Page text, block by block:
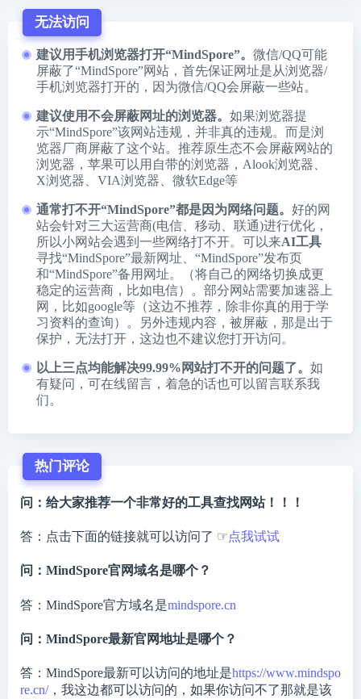
无法访问
建议用手机浏览器打开“MindSpore”。 微信/QQ可能
屏蔽了“MindSpore”网站，首先保证网址是从浏览器/
手机浏览器打开的，因为微信/QQ会屏蔽一些站。
建议使用不会屏蔽网址的浏览器。 如果浏览器提
示“MindSpore”该网站违规，并非真的违规。而是浏
览器厂商屏蔽了这个站。推荐原生态不会屏蔽网站的
浏览器，苹果可以用自带的浏览器， Alook浏览器
X浏览器
VIA浏览器 微软Edge等
通常打不开“MindSpore”都是因为网络问题。 好的网
站会针对三大运营商(电信、移动、联通)进行优化，
所以小网站会遇到一些网络打不开。可以来AI工具
寻找“MindSpore”最新网址、“MindSpore”发布页
和“MindSpore”备用网址。（将自己的网络切换成更
稳定的运营商，比如电信）。部分网站需要加速器上
网，比如google等（这边不推荐，除非你真的用于学
习资料的查询）。另外违规内容，被屏蔽，那是出于
保护，无法打开，这边也不建议您打开访问。
以上三点均能解决99.99%网站打不开的问题了。 如
有疑问，可在线留言，着急的话也可以留言联系我
们。
热门评论
问：给大家推荐一个非常好的工具查找网站！！！
答：点击下面的链接就可以访问了 ☞点我试试
问：MindSpore官网域名是哪个？
答：MindSpore官方域名是mindspore.cn
问：MindSpore最新官网地址是哪个？
答：MindSpore最新可以访问的地址是https://www.mindspo
re.cn/，我这边都可以访问的，如果你访问不了那就是该